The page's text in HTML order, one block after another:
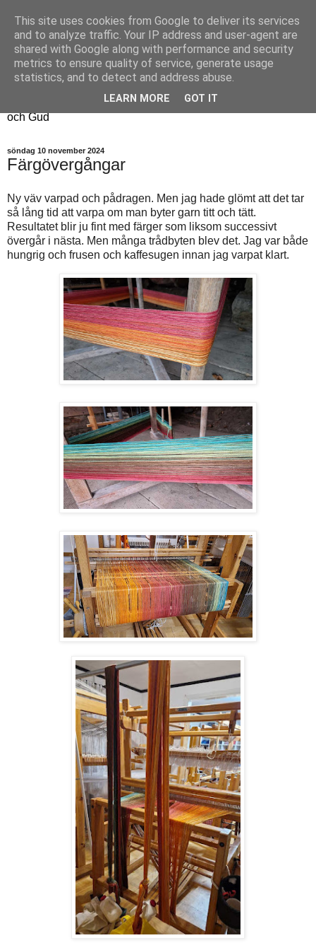
Fyren
Fyren finns för att sprida ljus i mörkret
För att påminna om guldkanterna i tillvaron
Här samsas jakt, hantverk, odling, och andra tankar om livet
och Gud
söndag 10 november 2024
Färgövergångar
Ny väv varpad och pådragen. Men jag hade glömt att det tar
så lång tid att varpa om man byter garn titt och tätt.
Resultatet blir ju fint med färger som liksom successivt
övergår i nästa. Men många trådbyten blev det. Jag var både
hungrig och frusen och kaffesugen innan jag varpat klart.
This site uses cookies from Google to deliver its services
and to analyze traffic. Your IP address and user-agent are
shared with Google along with performance and security
metrics to ensure quality of service, generate usage
statistics, and to detect and address abuse.
LEARN MORE GOT IT